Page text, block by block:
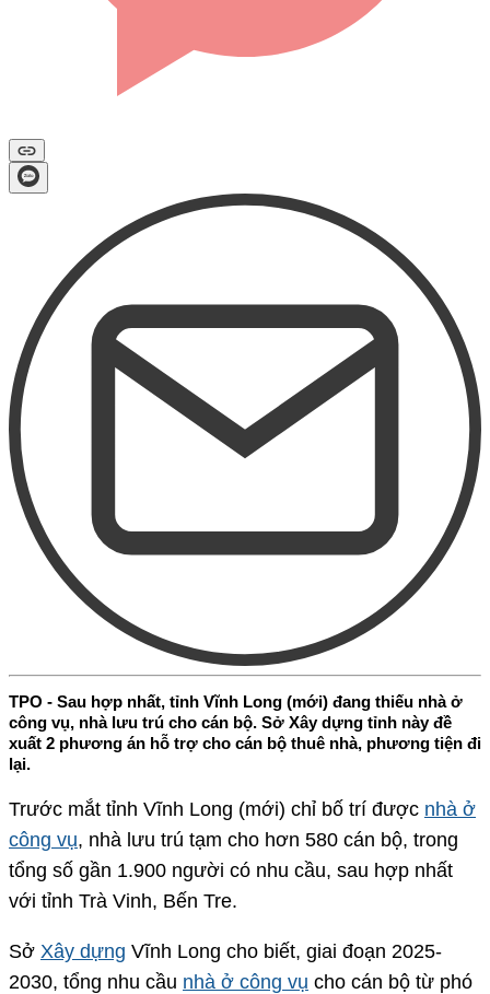
TPO - Sau hợp nhất, tỉnh Vĩnh Long (mới) đang thiếu nhà ở
công vụ, nhà lưu trú cho cán bộ. Sở Xây dựng tỉnh này đề
xuất 2 phương án hỗ trợ cho cán bộ thuê nhà, phương tiện đi
lại.
Trước mắt tỉnh Vĩnh Long (mới) chỉ bố trí được nhà ở
công vụ, nhà lưu trú tạm cho hơn 580 cán bộ, trong
tổng số gần 1.900 người có nhu cầu, sau hợp nhất
với tỉnh Trà Vinh, Bến Tre.
Sở Xây dựng Vĩnh Long cho biết, giai đoạn 2025-
2030, tổng nhu cầu nhà ở công vụ cho cán bộ từ phó